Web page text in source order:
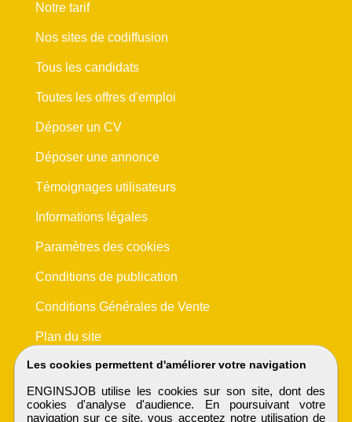
Les cookies permettent d'améliorer votre navigation
ENGINSJOB utilise les cookies sur son site, dont des
cookies d'analyse d'audience. En poursuivant votre
navigation sur ce site, vous acceptez notre utilisation de
Notre tarif
Nos sites de codiffusion
Tous les candidats
Toutes les offres d'emploi
Déposer un CV
Déposer une annonce
Témoignages utilisateurs
Informations légales
Paramètres des cookies
Conditions de publication
Conditions Générales de Vente
Plan du site